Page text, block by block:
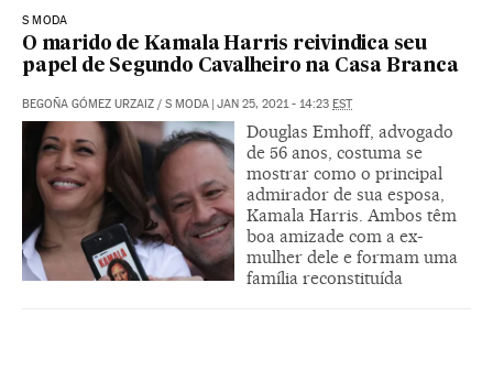
S MODA
O marido de Kamala Harris reivindica seu
papel de Segundo Cavalheiro na Casa Branca
BEGOÑA GÓMEZ URZAIZ / S MODA | JAN 25, 2021 - 14:23 EST
Douglas Emhoff, advogado
de 56 anos, costuma se
mostrar como o principal
admirador de sua esposa,
Kamala Harris. Ambos têm
boa amizade com a ex-
mulher dele e formam uma
família reconstituída